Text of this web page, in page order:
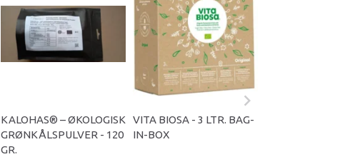
KALOHAS® – ØKOLOGISK
GRØNKÅLSPULVER - 120
GR.
VITA BIOSA - 3 LTR. BAG-
IN-BOX